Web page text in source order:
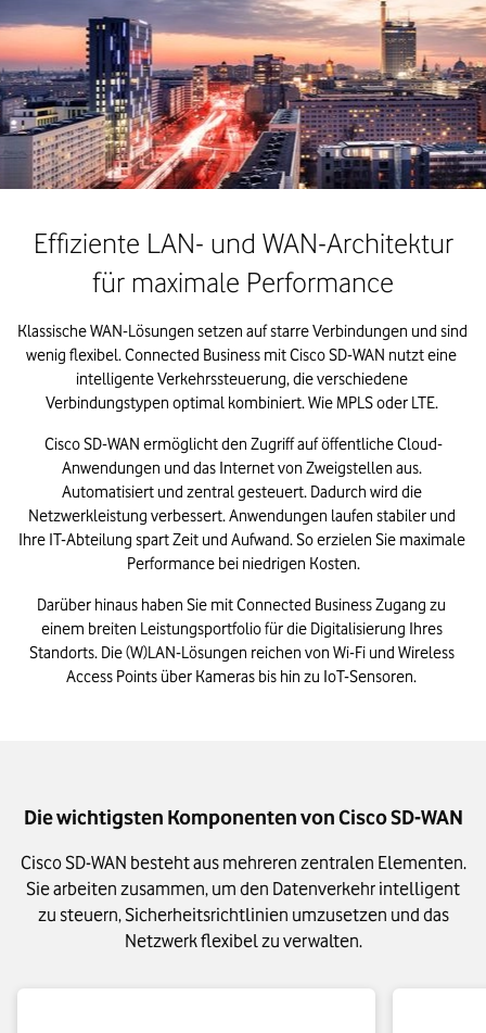
Effiziente LAN- und WAN-Architektur
für maximale Performance
Klassische WAN-Lösungen setzen auf starre Verbindungen und sind
wenig flexibel. Connected Business mit Cisco SD-WAN nutzt eine
intelligente Verkehrssteuerung, die verschiedene
Verbindungstypen optimal kombiniert. Wie MPLS oder LTE.
Cisco SD-WAN ermöglicht den Zugriff auf öffentliche Cloud-
Anwendungen und das Internet von Zweigstellen aus.
Automatisiert und zentral gesteuert. Dadurch wird die
Netzwerkleistung verbessert. Anwendungen laufen stabiler und
Ihre IT-Abteilung spart Zeit und Aufwand. So erzielen Sie maximale
Performance bei niedrigen Kosten.
Darüber hinaus haben Sie mit Connected Business Zugang zu
einem breiten Leistungsportfolio für die Digitalisierung Ihres
Standorts. Die (W)LAN-Lösungen reichen von Wi-Fi und Wireless
Access Points über Kameras bis hin zu IoT-Sensoren.
Die wichtigsten Komponenten von Cisco SD-WAN
Cisco SD-WAN besteht aus mehreren zentralen Elementen.
Sie arbeiten zusammen, um den Datenverkehr intelligent
zu steuern, Sicherheitsrichtlinien umzusetzen und das
Netzwerk flexibel zu verwalten.